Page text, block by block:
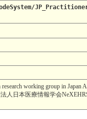
working group in Japan
人日本医療情報学会